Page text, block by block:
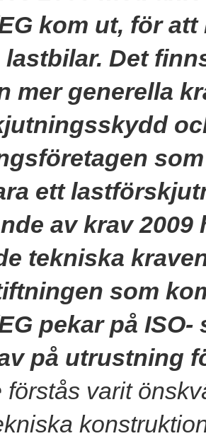
kom ut, för
lastbilar. Det
mer generella
ett
av krav
tekniska
som
pekar på
på utrustning
förstås varit